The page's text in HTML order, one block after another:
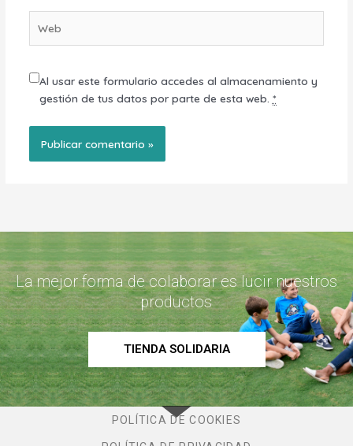
Al usar este formulario accedes al almacenamiento y
gestión de tus datos por parte de esta web. *
La mejor forma de colaborar es lucir nuestros
productos
TIENDA SOLIDARIA
POLÍTICA DE COOKIES